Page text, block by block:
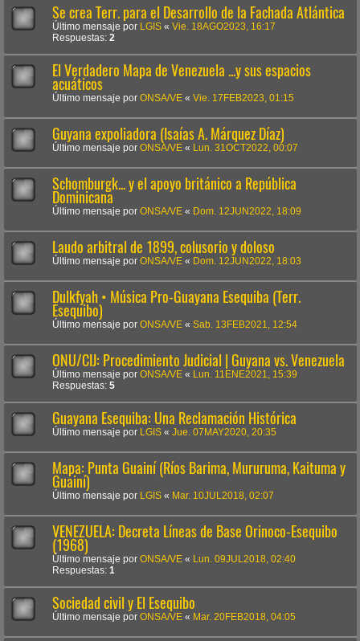
Se crea Terr. para el Desarrollo de la Fachada Atlántica
Último mensaje por LGIS « Vie. 18AGO2023, 16:17
Respuestas: 2
El Verdadero Mapa de Venezuela ...y sus espacios
acuáticos
Último mensaje por ONSA/VE « Vie. 17FEB2023, 01:15
Guyana expoliadora (Isaías A. Márquez Díaz)
Último mensaje por ONSA/VE « Lun. 31OCT2022, 00:07
Schomburgk... y el apoyo británico a República
Dominicana
Último mensaje por ONSA/VE « Dom. 12JUN2022, 18:09
Laudo arbitral de 1899, colusorio y doloso
Último mensaje por ONSA/VE « Dom. 12JUN2022, 18:03
Dulkfyah • Música Pro-Guayana Esequiba (Terr.
Esequibo)
Último mensaje por ONSA/VE « Sab. 13FEB2021, 12:54
ONU/CIJ: Procedimiento Judicial | Guyana vs. Venezuela
Último mensaje por ONSA/VE «
Lun. 11ENE2021, 15:39
Respuestas: 5
Guayana Esequiba: Una Reclamación Histórica
Último mensaje por LGIS « Jue. 07MAY2020, 20:35
Mapa: Punta Guainí (Ríos Barima, Mururuma, Kaituma y
Guainí)
Último mensaje por LGIS « Mar. 10JUL2018, 02:07
VENEZUELA: Decreta Líneas de Base Orinoco-Esequibo
(1968)
Último mensaje por ONSA/VE «
Lun. 09JUL2018, 02:40
Respuestas: 1
Sociedad civil y El Esequibo
Último mensaje por ONSA/VE « Mar. 20FEB2018, 04:05